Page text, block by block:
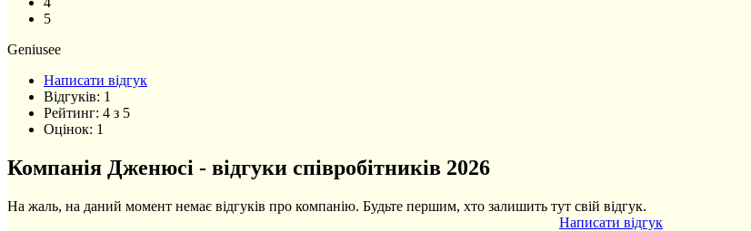
5
Geniusee
Написати відгук
Відгуків: 1
Рейтинг: 4 з 5
Оцінок: 1
Компанія Дженюсі - відгуки співробітників 2026
На жаль, на даний момент немає відгуків про компанію. Будьте першим, хто залишить тут свій відгук.
Написати відгук